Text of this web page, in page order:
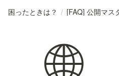
困ったときは？ / [FAQ] 公開マス
🌐